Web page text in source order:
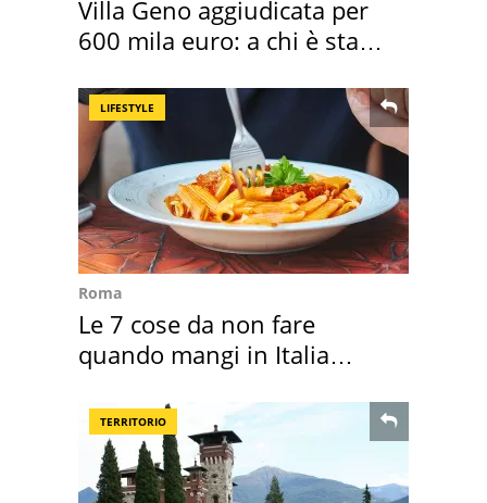
Villa Geno aggiudicata per
600 mila euro: a chi è stata
LIFESTYLE
Roma
Le 7 cose da non fare
quando mangi in Italia
TERRITORIO